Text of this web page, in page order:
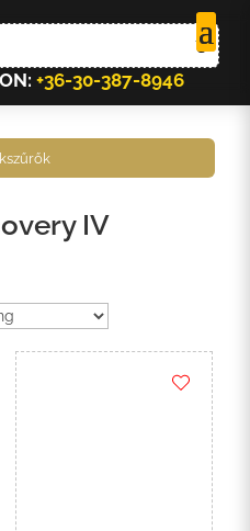
+36-30-387-8946
IV